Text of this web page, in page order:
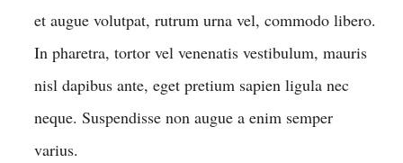
et augue volutpat, rutrum urna vel, commodo libero.
In pharetra, tortor vel venenatis vestibulum, mauris
nisl dapibus ante, eget pretium sapien ligula nec
neque. Suspendisse non augue a enim semper
varius.